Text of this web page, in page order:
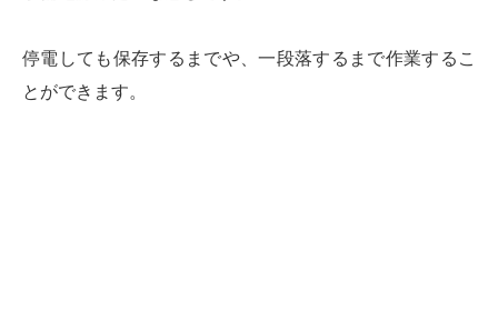
停電しても保存するまでや、一段落するまで作業するこ
とができます。